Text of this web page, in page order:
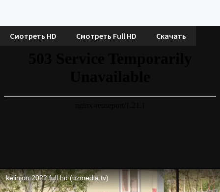
Смотреть HD Смотреть Full HD Скачать